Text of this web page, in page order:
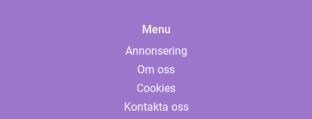
Menu
Annonsering
Om oss
Cookies
Kontakta oss